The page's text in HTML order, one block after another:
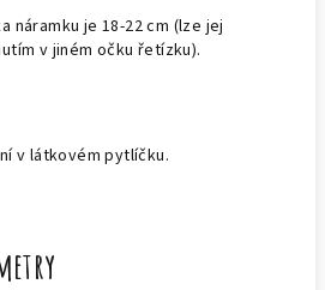
náramku je 18-22 cm (lze jej
v jiném očku řetízku).
v látkovém pytlíčku.